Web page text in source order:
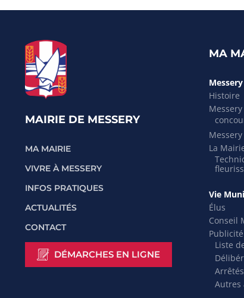
MAIRIE DE MESSERY
MA MAIRIE
VIVRE À MESSERY
INFOS PRATIQUES
ACTUALITÉS
CONTACT
DÉMARCHES EN LIGNE
MA
Messery
Histoire
La
Vie
Élus
Conseil
Liste
Autres